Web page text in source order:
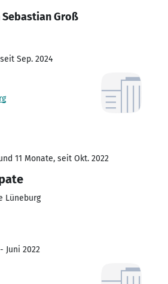
Groß
Sep. 2024
11 Monate, seit Okt. 2022
Lüneburg
Juni 2022